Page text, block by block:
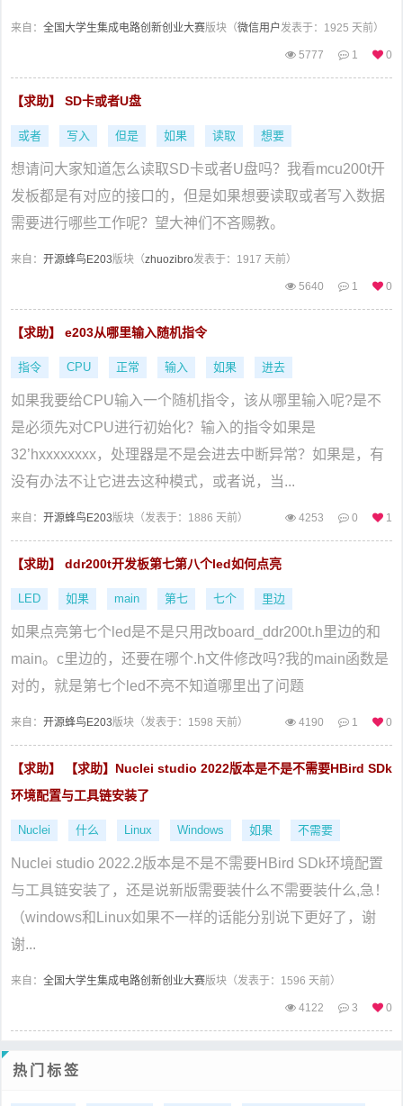
来自： 全国大学生集成电路创新创业大赛版块（微信用户发表于：1925 天前）
5777 1 0
【求助】 SD卡或者U盘
或者 写入 但是 如果 读取 想要
想请问大家知道怎么读取SD卡或者U盘吗？我看mcu200t开
发板都是有对应的接口的，但是如果想要读取或者写入数据
需要进行哪些工作呢？望大神们不吝赐教。
来自： 开源蜂鸟E203版块（zhuozibro发表于：1917 天前）
5640 1 0
【求助】 e203从哪里输入随机指令
指令 CPU 正常 输入 如果 进去
如果我要给CPU输入一个随机指令，该从哪里输入呢?是不
是必须先对CPU进行初始化？输入的指令如果是
32’hxxxxxxxx，处理器是不是会进去中断异常？如果是，有
没有办法不让它进去这种模式，或者说，当...
来自： 开源蜂鸟E203版块（发表于：1886 天前） 4253 0 1
【求助】 ddr200t开发板第七第八个led如何点亮
LED 如果 main 第七 七个 里边
如果点亮第七个led是不是只用改board_ddr200t.h里边的和
main。c里边的，还要在哪个.h文件修改吗?我的main函数是
对的，就是第七个led不亮不知道哪里出了问题
来自： 开源蜂鸟E203版块（发表于：1598 天前） 4190 1 0
【求助】 【求助】Nuclei studio 2022版本是不是不需要HBird SDk
环境配置与工具链安装了
Nuclei 什么 Linux Windows 如果 不需要
Nuclei studio 2022.2版本是不是不需要HBird SDk环境配置
与工具链安装了，还是说新版需要装什么不需要装什么,急！
（windows和Linux如果不一样的话能分别说下更好了，谢
谢...
来自： 全国大学生集成电路创新创业大赛版块（发表于：1596 天前）
4122 3 0
热门标签